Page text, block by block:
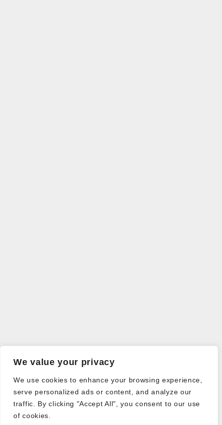
We value your privacy
We use cookies to enhance your browsing experience,
serve personalized ads or content, and analyze our
traffic. By clicking "Accept All", you consent to our use
of cookies.